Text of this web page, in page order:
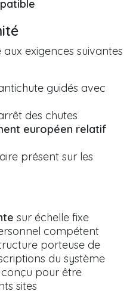
exigences suivantes
guidés avec
des chutes
européen relatif
présent sur les
sur échelle fixe
compétent
porteuse de
du système
conçu pour être
sites